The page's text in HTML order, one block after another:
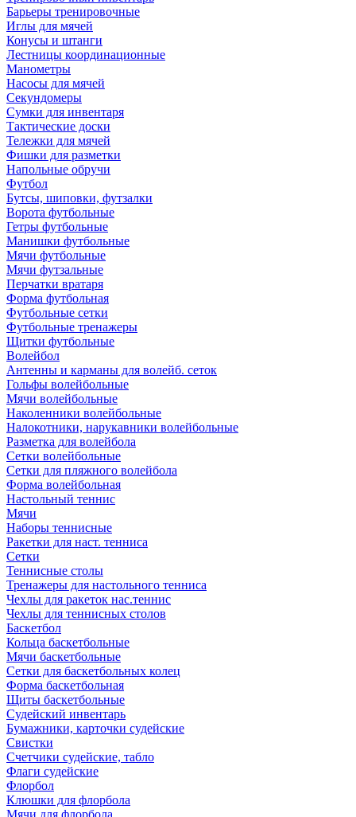
Барьеры тренировочные
Иглы для мячей
Конусы и штанги
Лестницы координационные
Манометры
Насосы для мячей
Секундомеры
Сумки для инвентаря
Тактические доски
Тележки для мячей
Фишки для разметки
Напольные обручи
Футбол
Бутсы, шиповки, футзалки
Ворота футбольные
Гетры футбольные
Манишки футбольные
Мячи футбольные
Мячи футзальные
Перчатки вратаря
Форма футбольная
Футбольные сетки
Футбольные тренажеры
Щитки футбольные
Волейбол
Антенны и карманы для волейб. сеток
Гольфы волейбольные
Мячи волейбольные
Наколенники волейбольные
Налокотники, нарукавники волейбольные
Разметка для волейбола
Сетки волейбольные
Сетки для пляжного волейбола
Форма волейбольная
Настольный теннис
Мячи
Наборы теннисные
Ракетки для наст. тенниса
Сетки
Теннисные столы
Тренажеры для настольного тенниса
Чехлы для ракеток нас.теннис
Чехлы для теннисных столов
Баскетбол
Кольца баскетбольные
Мячи баскетбольные
Сетки для баскетбольных колец
Форма баскетбольная
Щиты баскетбольные
Судейский инвентарь
Бумажники, карточки судейские
Свистки
Счетчики судейские, табло
Флаги судейские
Флорбол
Клюшки для флорбола
Мячи для флорбола